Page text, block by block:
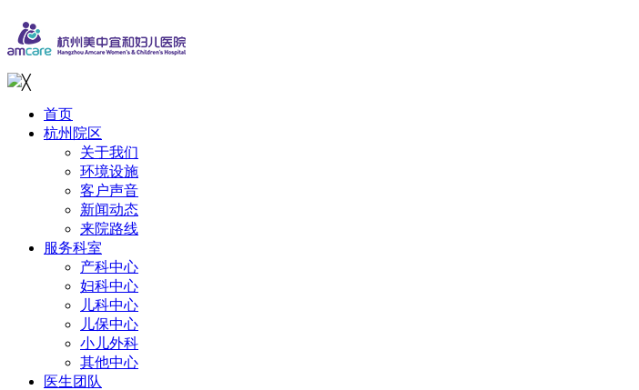
╳
首页
杭州院区
关于我们
环境设施
客户声音
新闻动态
来院路线
服务科室
产科中心
妇科中心
儿科中心
儿保中心
小儿外科
其他中心
医生团队